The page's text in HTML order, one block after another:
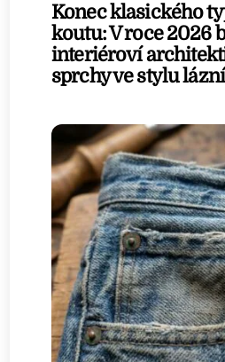
Konec klasického
koutu: V roce 2026
interiéroví
sprchy ve stylu lázní